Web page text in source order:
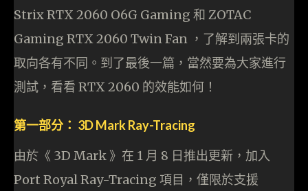
Strix RTX 2060 O6G Gaming 和 ZOTAC
Gaming RTX 2060 Twin Fan ，了解到兩張卡的
取向各有不同。到了最後一篇，當然要為大家進行
測試，看看 RTX 2060 的效能如何！
第一部分： 3D Mark Ray-Tracing
由於《 3D Mark 》在 1 月 8 日推出更新，加入
Port Royal Ray-Tracing 項目，僅限於支援